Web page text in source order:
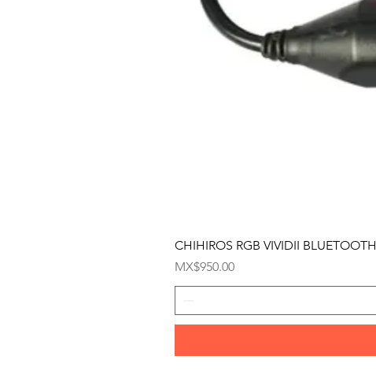
CHIHIROS RGB VIVIDII BLUETOOTH
Precio
MX$950.00